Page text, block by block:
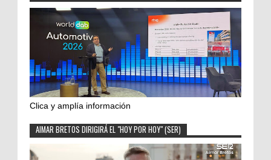
Clica y amplía información
AIMAR BRETOS DIRIGIRÁ EL "HOY POR HOY" (SER)